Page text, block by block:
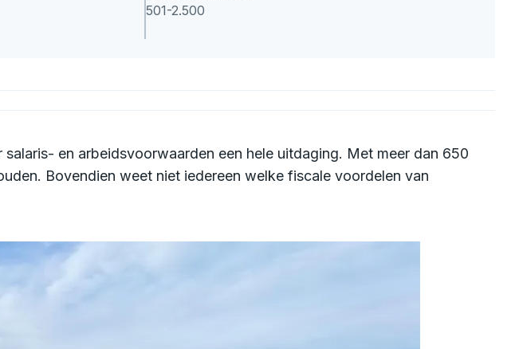
501-2.500
en arbeidsvoorwaarden een hele uitdaging. Met meer dan 650
Bovendien weet niet iedereen welke fiscale voordelen van